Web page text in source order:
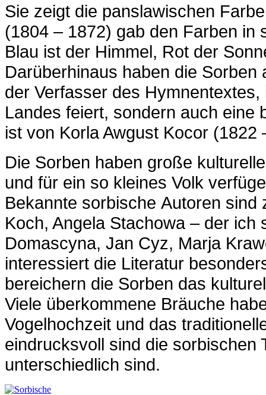
Sie zeigt die panslawischen
(1804 – 1872) gab den Farben in
Blau ist der Himmel, Rot der
Darüberhinaus haben die
der Verfasser des
Landes feiert, sondern auch eine
ist von Korla Awgust Kocor (1822
Die Sorben haben große
und für ein so kleines Volk
Bekannte sorbische Autoren
Koch, Angela Stachowa – der
Domascyna, Jan Cyz, Marja
interessiert die Literatur
bereichern die Sorben das
Viele überkommene Bräuche
Vogelhochzeit und das
eindrucksvoll sind die sorbischen
unterschiedlich sind.